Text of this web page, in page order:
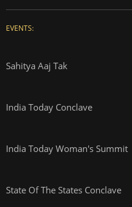
EVENTS:
Sahitya Aaj Tak
India Today Conclave
India Today Woman's Summit
State Of The States Conclave